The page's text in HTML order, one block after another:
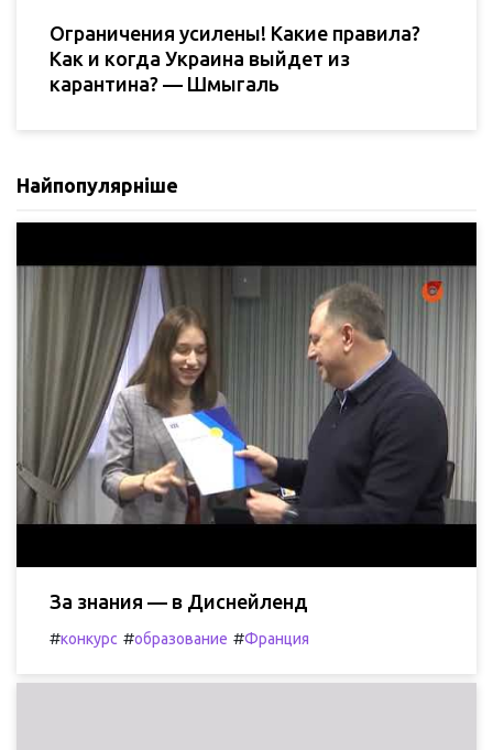
Ограничения усилены! Какие правила?
Как и когда Украина выйдет из
карантина? — Шмыгаль
Найпопулярніше
За знания — в Диснейленд
#конкурс #образование #Франция